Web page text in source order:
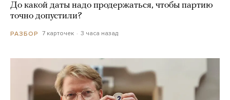
До какой даты надо продержаться, чтобы партию
точно допустили?
РАЗБОР 7 карточек 3 часа назад